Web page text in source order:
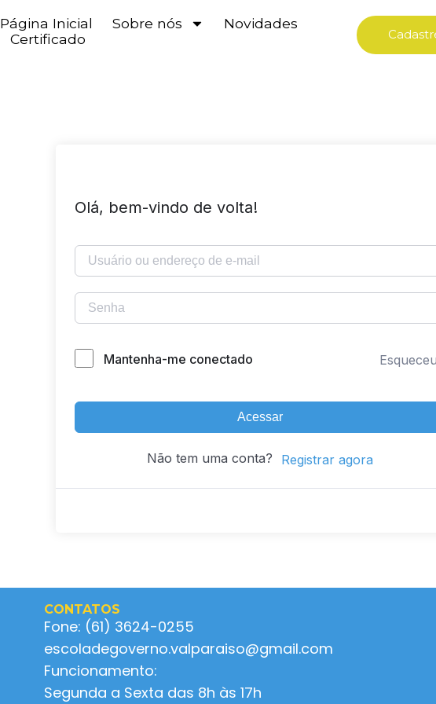
Página Inicial Sobre nós
Novidades
Certificado
Olá, bem-vindo de volta!
Mantenha-me conectado
Acessar
Não tem uma conta? Registrar agora
CONTATOS
Fone: (61) 3624-0255
escoladegoverno.valparaiso@gmail.com
Funcionamento:
Segunda a Sexta das 8h às 17h